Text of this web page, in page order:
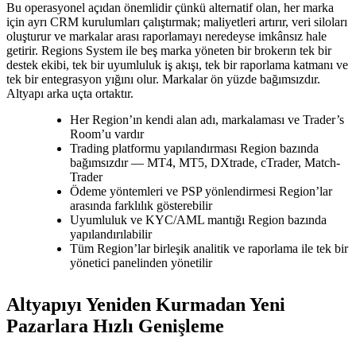
Bu operasyonel açıdan önemlidir çünkü alternatif olan, her marka
için ayrı CRM kurulumları çalıştırmak; maliyetleri artırır, veri siloları
oluşturur ve markalar arası raporlamayı neredeyse imkânsız hale
getirir. Regions System ile beş marka yöneten bir brokerın tek bir
destek ekibi, tek bir uyumluluk iş akışı, tek bir raporlama katmanı ve
tek bir entegrasyon yığını olur. Markalar ön yüzde bağımsızdır.
Altyapı arka uçta ortaktır.
Her Region’ın kendi alan adı, markalaması ve Trader’s
Room’u vardır
Trading platformu yapılandırması Region bazında
bağımsızdır — MT4, MT5, DXtrade, cTrader, Match-
Trader
Ödeme yöntemleri ve PSP yönlendirmesi Region’lar
arasında farklılık gösterebilir
Uyumluluk ve KYC/AML mantığı Region bazında
yapılandırılabilir
Tüm Region’lar birleşik analitik ve raporlama ile tek bir
yönetici panelinden yönetilir
Altyapıyı Yeniden Kurmadan Yeni
Pazarlara Hızlı Genişleme